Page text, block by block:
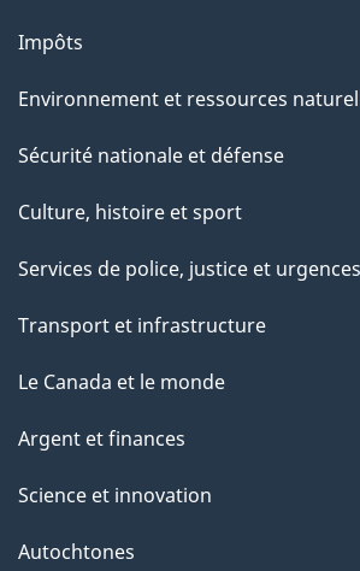
Impôts
Environnement et ressources
Sécurité nationale et défense
Culture, histoire et sport
Services de police, justice et urgences
Transport et infrastructure
Le Canada et le monde
Argent et finances
Science et innovation
Autochtones